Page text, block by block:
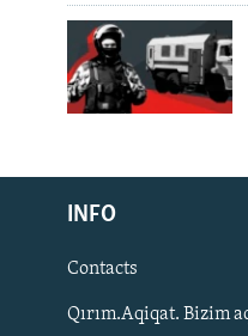
Русский
Українською
INFO
Contacts
Qırım.Aqiqat. Bizim